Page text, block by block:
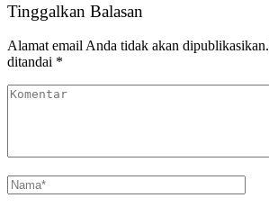
Tinggalkan Balasan
Alamat email Anda tidak akan dipublikasikan.
ditandai *